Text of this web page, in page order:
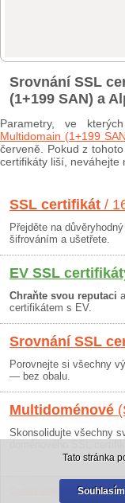
Srovnání SSL
(1+199 SAN) a
Parametry, ve
Multidomain (1+199
červeně. Pokud z
certifikáty liší, neváhejte
SSL certifikát /
Přejděte na důvěryhodný
šifrováním a ušetřete.
EV SSL
Chraňte svou reputaci
certifikátem s EV.
Srovnání SSL
Porovnejte si všechny
— bez obalu.
Multidoménové
Skonsolidujte všechny
Obchodní
Tato stránka